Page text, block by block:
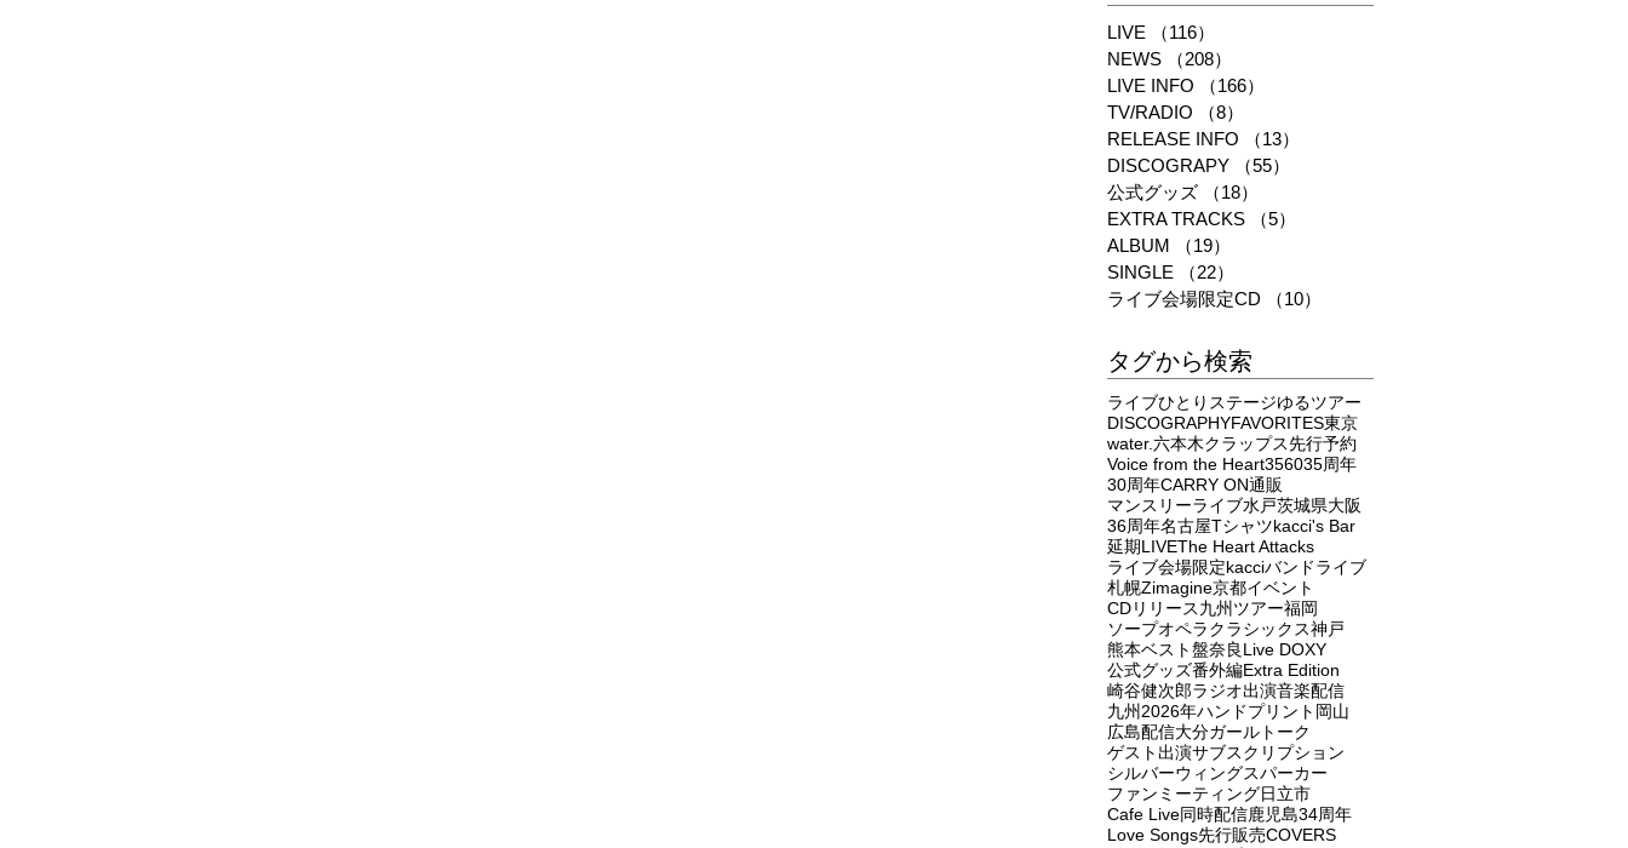
LIVE （116）
NEWS
（208）
LIVE INFO
（166）
TV/RADIO
（8）
RELEASE INFO
（13）
DISCOGRAPY
（55）
公式グッズ
（18）
EXTRA TRACKS
（5）
ALBUM
（19）
SINGLE
（22）
ライブ会場限定CD
（10）
タグから検索
ライブひとりステージゆるツアー
DISCOGRAPHYFAVORITES東京
water.六本木クラップス先行予約
Voice from the Heart356035周年
30周年CARRY ON通販
マンスリーライブ水戸茨城県大阪
36周年名古屋Tシャツkacci's Bar
延期LIVEThe Heart Attacks
ライブ会場限定kacciバンドライブ
札幌Zimagine京都イベント
CDリリース九州ツアー福岡
ソープオペラクラシックス神戸
熊本ベスト盤奈良Live DOXY
公式グッズ番外編Extra Edition
崎谷健次郎ラジオ出演音楽配信
九州 2026年ハンドプリント 岡山
広島配信大分ガールトーク
ゲスト出演サブスクリプション
シルバーウィングスパーカー
ファンミーティング日立市
Cafe Live同時配信鹿児島34周年
Love Songs先行販売COVERS